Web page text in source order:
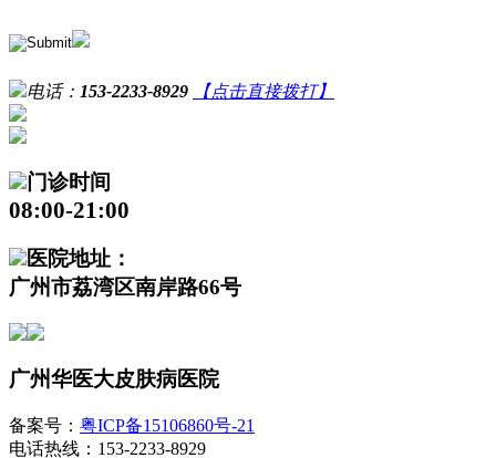
电话： 153-2233-8929 【点击直接拨打】
门诊时间
08:00-21:00
医院地址：
广州市荔湾区南岸路66号
广州华医大皮肤病医院
备案号： 粤ICP备15106860号-21
电话热线：153-2233-8929